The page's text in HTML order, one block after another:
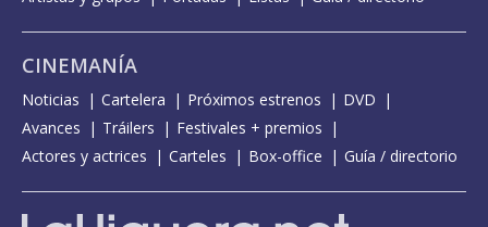
CINEMANÍA
Noticias Cartelera Próximos estrenos
DVD
Avances
Tráilers
Festivales + premios
Actores y actrices
Carteles Box-office Guía / directorio